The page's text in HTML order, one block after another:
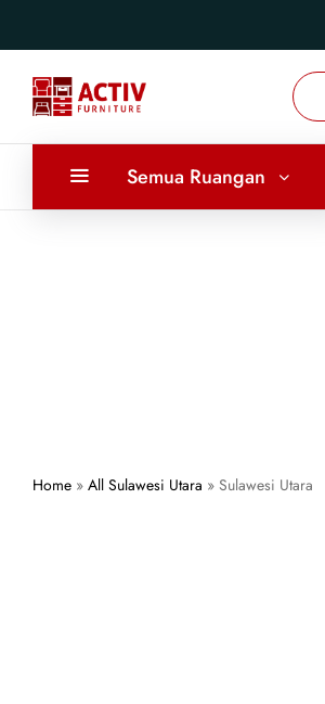
Semua Ruangan
Home » All Sulawesi Utara » Sulawesi Utara